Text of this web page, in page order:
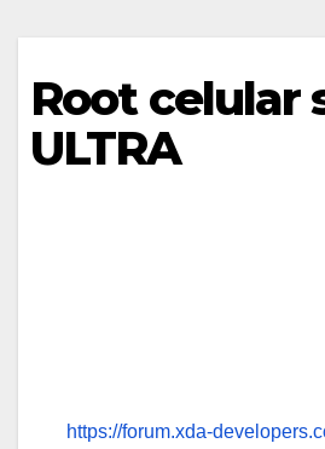
Root celular
ULTRA
https://forum.xda-